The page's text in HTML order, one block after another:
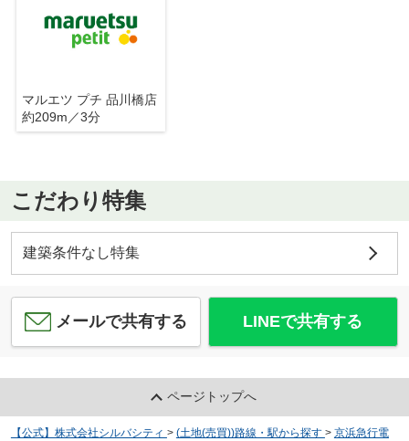
マルエツ プチ 品川橋店
約209m／3分
こだわり特集
建築条件なし特集
メールで共有する LINEで共有する
ページトップへ
【公式】株式会社シルバシティ > (土地(売買))路線・駅から探す > 京浜急行電